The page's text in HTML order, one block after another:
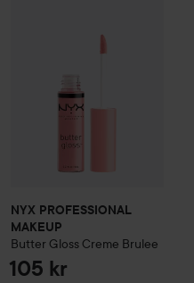
NYX PROFESSIONAL
MAKEUP
Butter Gloss Creme Brulee
105 kr